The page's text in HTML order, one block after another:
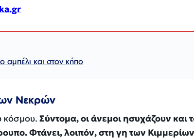
αμπέλι και στον κήπο
Νεκρών
κόσμου. Σύντομα, οι άνεμοι ησυχάζουν και
Φτάνει, λοιπόν, στη γη των